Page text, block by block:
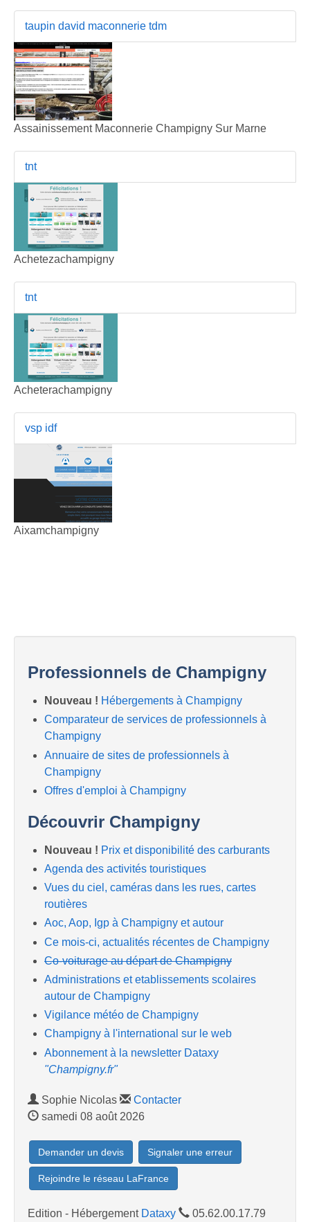
taupin david maconnerie tdm
Assainissement Maconnerie Champigny Sur Marne
tnt
Achetezachampigny
tnt
Acheterachampigny
vsp idf
Aixamchampigny
Professionnels de Champigny
Nouveau ! Hébergements à Champigny
Comparateur de services de professionnels à
Champigny
Annuaire de sites de professionnels à
Champigny
Offres d'emploi à Champigny
Découvrir Champigny
Nouveau ! Prix et disponibilité des carburants
Agenda des activités touristiques
Vues du ciel, caméras dans les rues, cartes
routières
Aoc, Aop, Igp à Champigny et autour
Ce mois-ci, actualités récentes de Champigny
Co-voiturage au départ de Champigny
Administrations et etablissements scolaires
autour de Champigny
Vigilance météo de Champigny
Champigny à l'international sur le web
Abonnement à la newsletter Dataxy
"Champigny.fr"
Sophie Nicolas
Contacter
samedi 08 août 2026
Demander un devis Signaler une erreur
Rejoindre le réseau LaFrance
Edition - Hébergement Dataxy
05.62.00.17.79